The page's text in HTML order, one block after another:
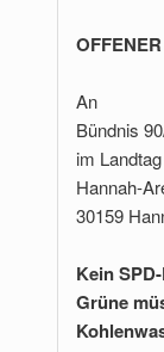
An
Bündnis
im
Hannah-
30159
Kein
Grüne